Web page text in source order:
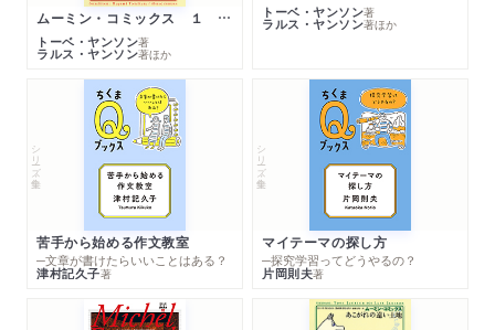
ムーミン・コミックス １ 黄金のしっぽ
トーベ・ヤンソン著
ラルス・ヤンソン著ほか
トーベ・ヤンソン著
ラルス・ヤンソン著ほか
シリーズ・全集
苦手から始める作文教室
─文章が書けたらいいことはある？
津村記久子著
シリーズ・全集
マイテーマの探し方
─探究学習ってどうやるの？
片岡則夫著